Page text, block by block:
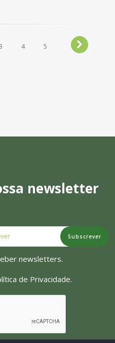
4 5
newsletter
Subscrever
newsletters.
de Privacidade.